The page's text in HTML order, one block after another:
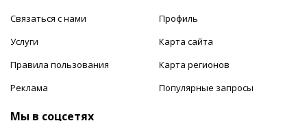
Связаться с нами
Услуги
Правила пользования
Реклама
Профиль
Карта сайта
Карта регионов
Популярные запросы
Мы в соцсетях